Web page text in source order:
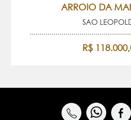
ARROIO DA
SAO
R$